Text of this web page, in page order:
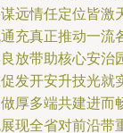
远情任定位皆激
充真正推动一流
放带助核心安治
发开安升技光就
厚多端共建进而
现全省对前沿带